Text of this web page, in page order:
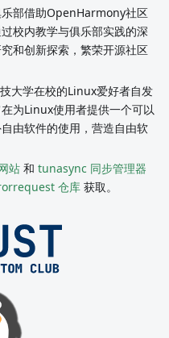
部借助OpenHarmony社区
校内教学与俱乐部实践的深
和创新探索，繁荣开源社区
大学在校的Linux爱好者自发
为Linux使用者提供一个可以
由软件的使用，营造自由软
站 和 tunasync 同步管理器
仓库 获取。